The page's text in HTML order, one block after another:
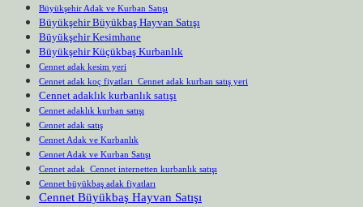
Büyükşehir Adak ve Kurban Satışı
Büyükşehir Büyükbaş Hayvan Satışı
Büyükşehir Kesimhane
Büyükşehir Küçükbaş Kurbanlık
Cennet adak kesim yeri
Cennet adak koç fiyatları Cennet adak kurban satış yeri
Cennet adaklık kurbanlık satışı
Cennet adaklık kurban satışı
Cennet adak satış
Cennet Adak ve Kurbanlık
Cennet Adak ve Kurban Satışı
Cennet adak Cennet internetten kurbanlık satışı
Cennet büyükbaş adak fiyatları
Cennet Büyükbaş Hayvan Satışı